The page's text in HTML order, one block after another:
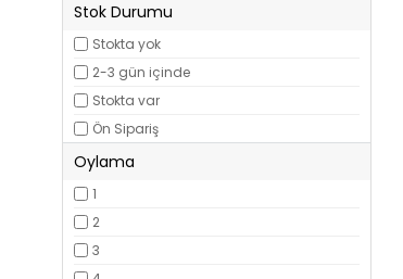
Stok Durumu
Stokta yok
2-3 gün içinde
Stokta var
Ön Sipariş
Oylama
1
2
3